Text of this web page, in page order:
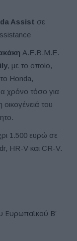
Assist σε
Α.Ε.Β.Μ.Ε.
, με το οποίο,
Honda,
χρόνο τόσο για
του
1.500 ευρώ σε
HR-V και CR-V.